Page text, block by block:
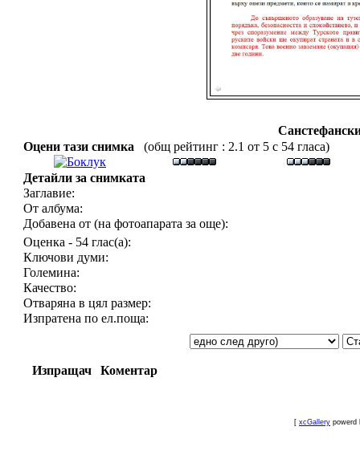
Оцени тази снимка
(общ рейтинг : 2.1 от 5 с 54 гласа)
Детайли за снимката
Заглавие:
От албума:
Добавена от (на фотоапарата за още):
Оценка - 54 глас(а):
Ключови думи:
Големина:
Качество:
Отваряна в цял размер:
Изпратена по ел.поща:
Изпращач Коментар
[ xcGallery